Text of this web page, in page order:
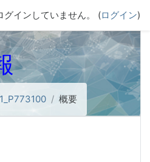
グインしていません。 (ログイン)
概要